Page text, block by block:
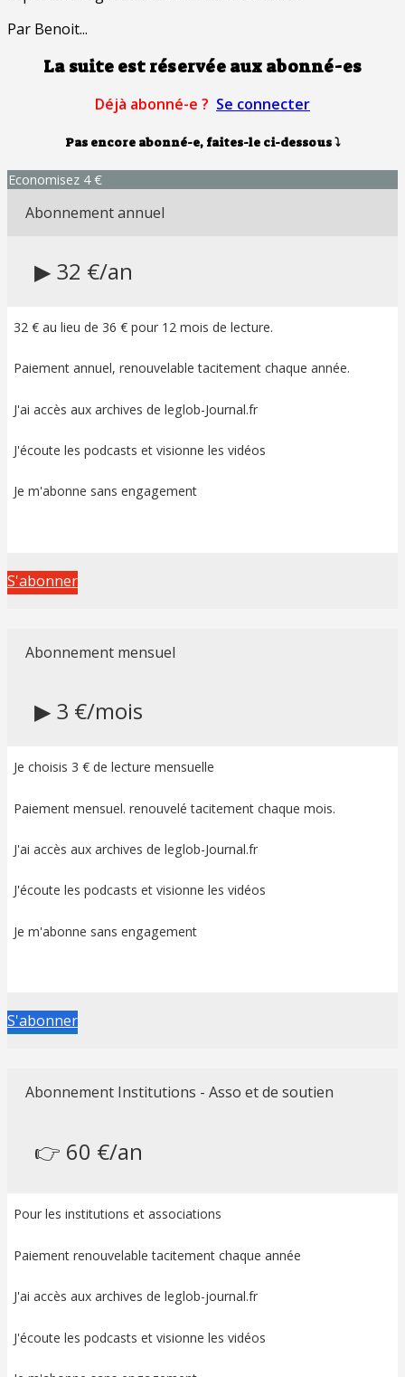
Par Benoit...
La suite est réservée aux abonné-es
Déjà abonné-e ? Se connecter
Pas encore abonné-e, faites-le ci-dessous⤵
Economisez 4 €
Abonnement annuel
▶ 32 €/an
32 € au lieu de 36 € pour 12 mois de lecture.
Paiement annuel, renouvelable tacitement chaque année.
J'ai accès aux archives de leglob-Journal.fr
J'écoute les podcasts et visionne les vidéos
Je m'abonne sans engagement
S'abonner
Abonnement mensuel
▶ 3 €/mois
Je choisis 3 € de lecture mensuelle
Paiement mensuel. renouvelé tacitement chaque mois.
J'ai accès aux archives de leglob-Journal.fr
J'écoute les podcasts et visionne les vidéos
Je m'abonne sans engagement
S'abonner
Abonnement Institutions - Asso et de soutien
👉 60 €/an
Pour les institutions et associations
Paiement renouvelable tacitement chaque année
J'ai accès aux archives de leglob-journal.fr
J'écoute les podcasts et visionne les vidéos